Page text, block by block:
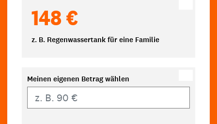
148 €
z. B. Regenwassertank für eine Familie
Meinen eigenen Betrag wählen